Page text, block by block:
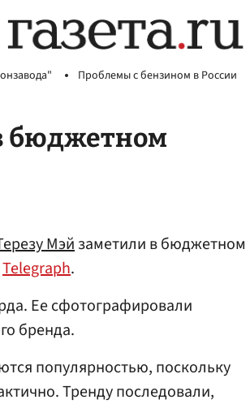
Проблемы с бензином в России
бюджетном
Мэйзаметили в бюджетном
Telegraph.
Ее сфотографировали
бренда.
популярностью, поскольку
Тренду последовали,